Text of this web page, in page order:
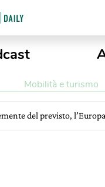
Mobilità e turismo
del previsto,